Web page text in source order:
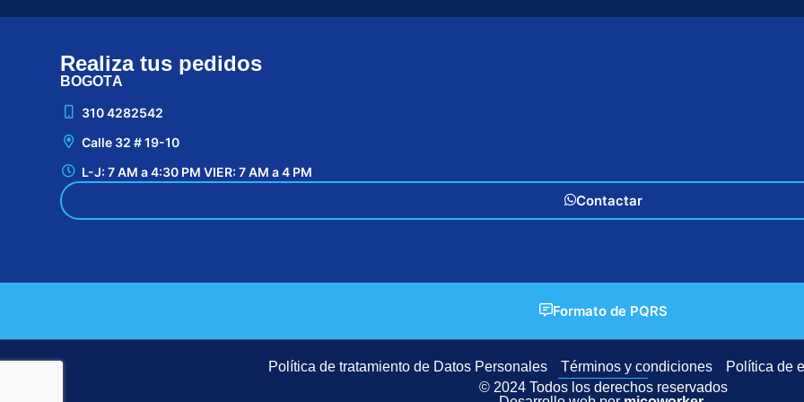
Realiza tus pedidos
BOGOTÁ
310 4282542
Calle 32 # 19-10
L-J: 7 AM a 4:30 PM VIER: 7 AM a 4 PM
Contactar
Formato de PQRS
Política de tratamiento de Datos Personales Términos y condiciones
Política de
© 2024 Todos los derechos reservados